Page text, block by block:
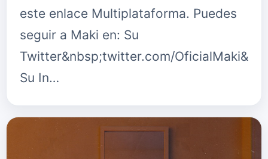
este enlace Multiplataforma. Puedes
seguir a Maki en: Su
Twitter&nbsp;twitter.com/
Su In…